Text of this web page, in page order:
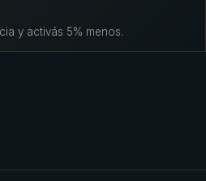
y activás 5% menos.